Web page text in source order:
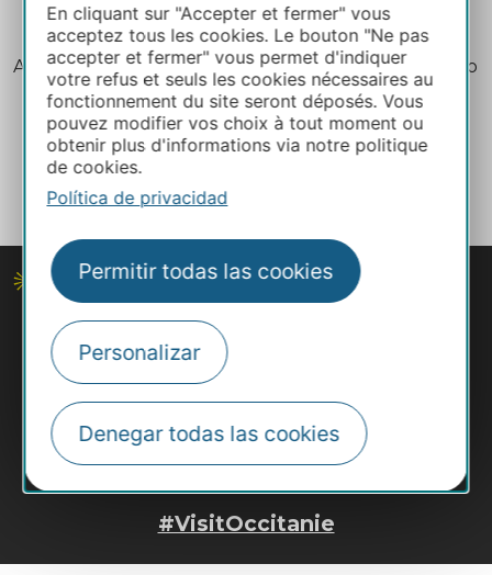
En cliquant sur "Accepter et fermer" vous
acceptez tous les cookies. Le bouton "Ne pas
accepter et fermer" vous permet d'indiquer
votre refus et seuls les cookies nécessaires au
fonctionnement du site seront déposés. Vous
pouvez modifier vos choix à tout moment ou
obtenir plus d'informations via notre politique
de cookies.
Política de privacidad
Permitir todas las cookies
Personalizar
Denegar todas las cookies
Aviso legal Política de privacidad
Plano del sitio
Créditos
#VisitOccitanie